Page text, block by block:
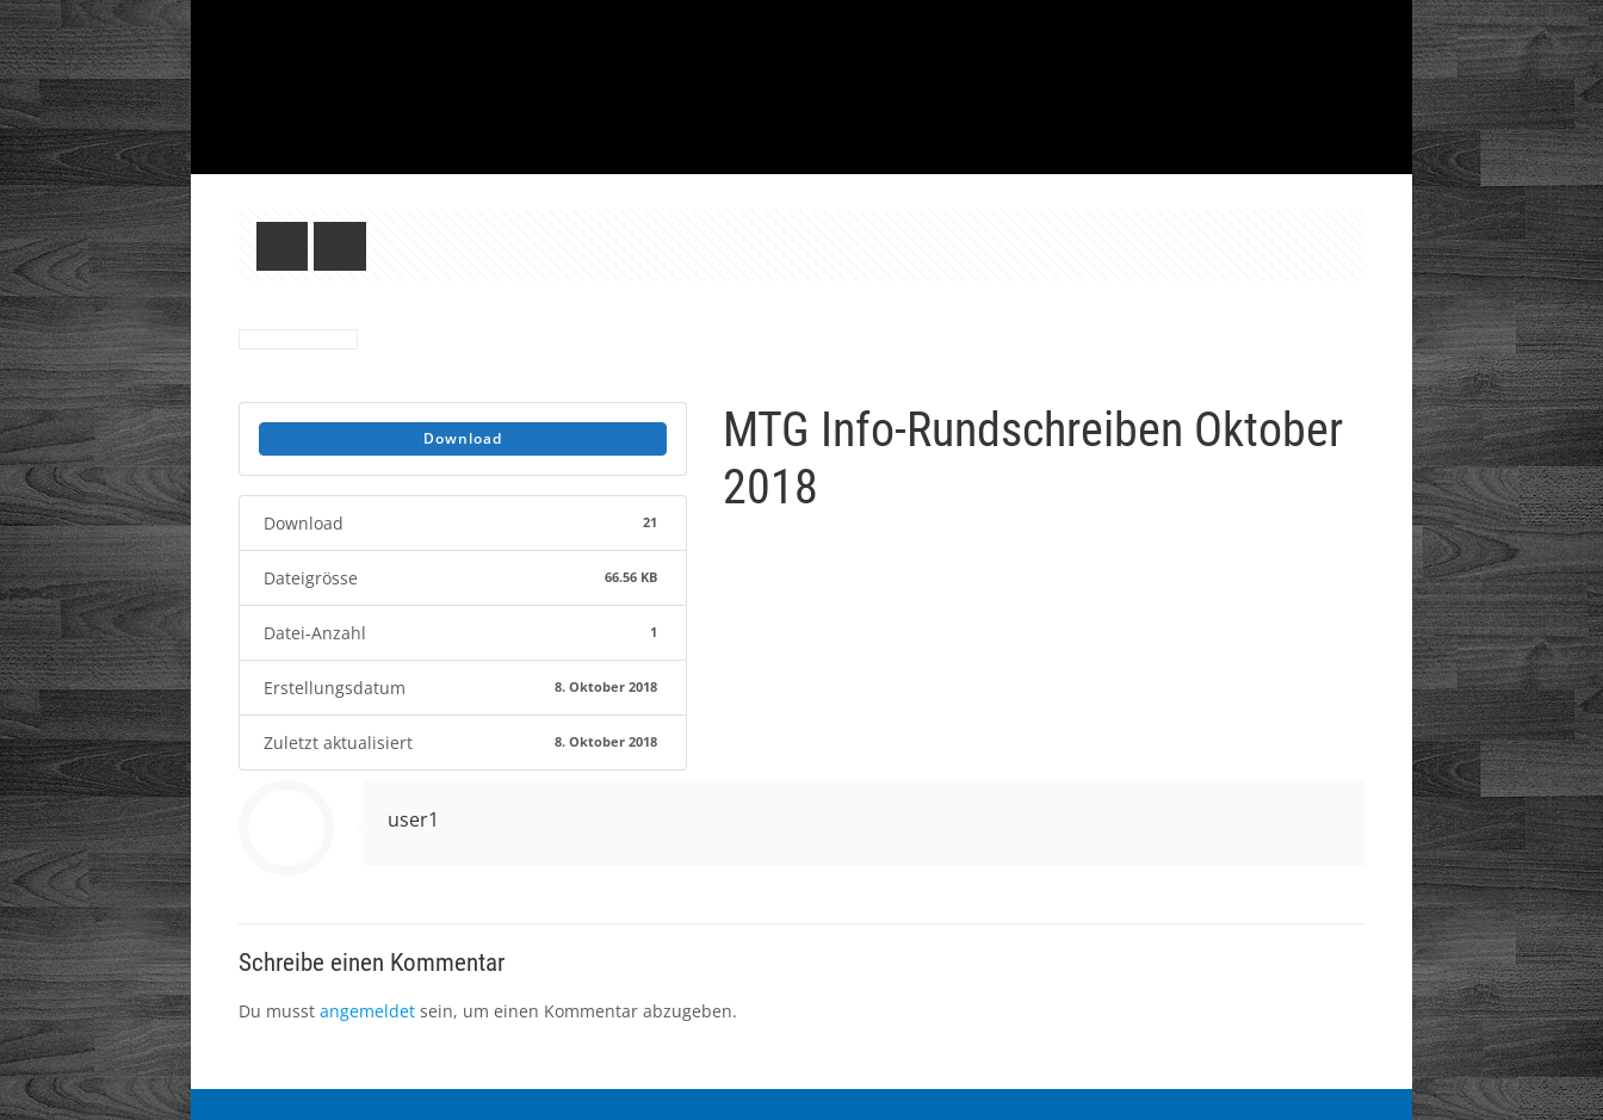
Download
Download 21
Dateigrösse 66.56 KB
Datei-Anzahl 1
Erstellungsdatum 8. Oktober 2018
Zuletzt aktualisiert 8. Oktober 2018
MTG Info-Rundschreiben Oktober
2018
user1
Schreibe einen Kommentar
Du musst angemeldetsein, um einen Kommentar abzugeben.